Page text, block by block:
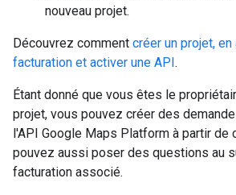
nouveau projet.
Découvrez comment créer un projet,
facturation et activer une API.
Étant donné que vous êtes le
projet, vous pouvez créer des
l'API Google Maps Platform à partir de
pouvez aussi poser des questions au
facturation associé.